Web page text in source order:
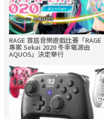
RAGE 首屆音樂遊戲比賽「RAGE
專案 Sekai 2020 冬季電源由
AQUOS」決定舉行